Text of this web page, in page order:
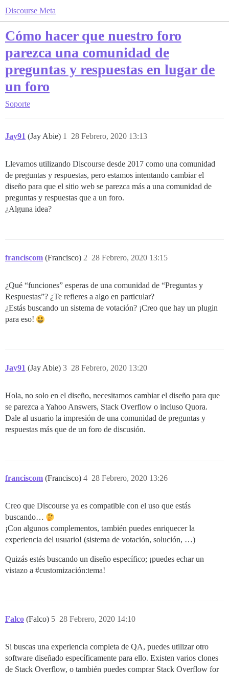
Discourse Meta
Cómo hacer que nuestro foro
parezca una comunidad de
preguntas y respuestas en lugar de
un foro
Soporte
Jay91 (Jay Abie) 28 Febrero, 2020 13:13
1
Llevamos utilizando Discourse desde 2017 como una comunidad
de preguntas y respuestas, pero estamos intentando cambiar el
diseño para que el sitio web se parezca más a una comunidad de
preguntas y respuestas que a un foro.
¿Alguna idea?
franciscom (Francisco) 28 Febrero, 2020 13:15
2
¿Qué “funciones” esperas de una comunidad de “Preguntas y
Respuestas”? ¿Te refieres a algo en particular?
¿Estás buscando un sistema de votación? ¡Creo que hay un plugin
para eso!
Jay91 (Jay Abie) 28 Febrero, 2020 13:20
3
Hola, no solo en el diseño, necesitamos cambiar el diseño para que
se parezca a Yahoo Answers, Stack Overflow o incluso Quora.
Dale al usuario la impresión de una comunidad de preguntas y
respuestas más que de un foro de discusión.
franciscom (Francisco) 28 Febrero, 2020 13:26
4
Creo que Discourse ya es compatible con el uso que estás
buscando…
¡Con algunos complementos, también puedes enriquecer la
experiencia del usuario! (sistema de votación, solución, …)
Quizás estés buscando un diseño específico; ¡puedes echar un
vistazo a #customización:tema!
Falco (Falco) 28 Febrero, 2020 14:10
5
Si buscas una experiencia completa de QA, puedes utilizar otro
software diseñado específicamente para ello. Existen varios clones
de Stack Overflow, o también puedes comprar Stack Overflow for